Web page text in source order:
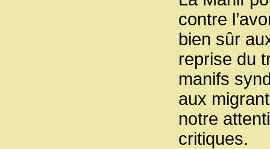
contre
bien sûr
reprise du
manifs
aux
notre
critiques.